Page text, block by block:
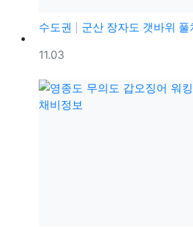
수도권
군산 장자도 갯바위 풀치
등록일
11.03